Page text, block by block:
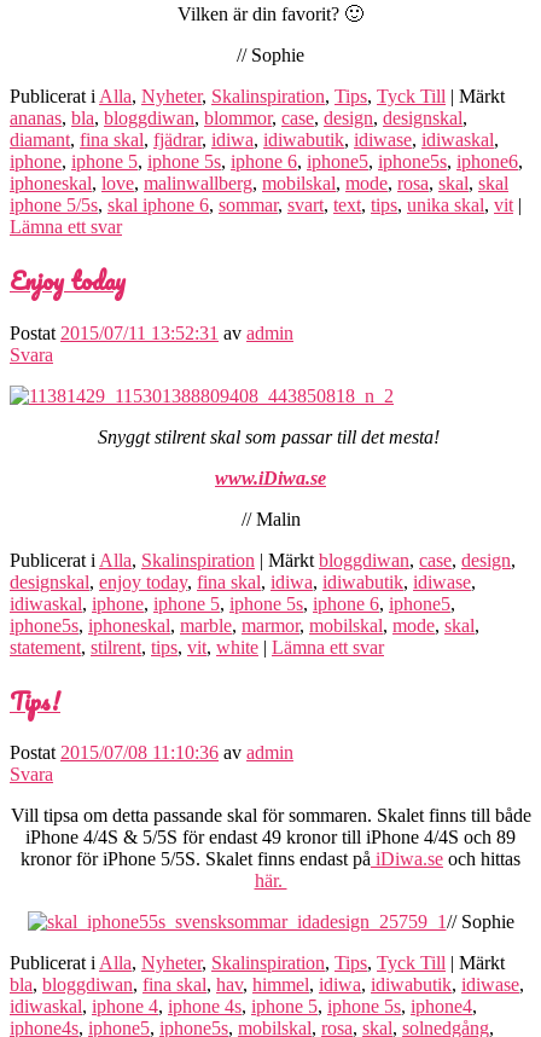
Vilken är din favorit? 🙂
// Sophie
Publicerat iAlla, Nyheter, Skalinspiration, Tips, Tyck Till
Märkt
ananas, bla, bloggdiwan, blommor, case, design, designskal,
diamant, fina skal, fjädrar, idiwa, idiwabutik, idiwase, idiwaskal,
iphone, iphone 5, iphone 5s, iphone 6, iphone5, iphone5s, iphone6,
iphoneskal, love, malinwallberg, mobilskal, mode, rosa, skal, skal
iphone 5/5s, skal iphone 6, sommar, svart, text, tips, unika skal, vit
Lämna ett svar
Enjoy today
Postat 2015/07/11 13:52:31 av admin
Svara
Snyggt stilrent skal som passar till det mesta!
www.iDiwa.se
// Malin
Publicerat i Alla, Skalinspiration | Märkt bloggdiwan, case, design,
designskal, enjoy today, fina skal, idiwa, idiwabutik, idiwase,
idiwaskal, iphone, iphone 5, iphone 5s, iphone 6, iphone5,
iphone5s, iphoneskal, marble, marmor, mobilskal, mode, skal,
statement, stilrent, tips, vit, white | Lämna ett svar
Tips!
Postat 2015/07/08 11:10:36 av admin
Svara
Vill tipsa om detta passande skal för sommaren. Skalet finns till både
iPhone 4/4S & 5/5S för endast 49 kronor till iPhone 4/4S och 89
kronor för iPhone 5/5S. Skalet finns endast på iDiwa.se och hittas
här.
// Sophie
Publicerat i Alla, Nyheter, Skalinspiration, Tips, Tyck Till | Märkt
bla, bloggdiwan, fina skal, hav, himmel, idiwa, idiwabutik, idiwase,
idiwaskal, iphone 4, iphone 4s, iphone 5, iphone 5s, iphone4,
iphone4s, iphone5, iphone5s, mobilskal, rosa, skal, solnedgång,